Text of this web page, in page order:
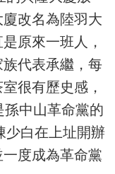
改名為陸羽大
原來一班人，
代表承繼，每
很有歷史感，
中山革命黨的
少白在上址開辦
一度成為革命黨